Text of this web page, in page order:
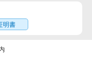
明書